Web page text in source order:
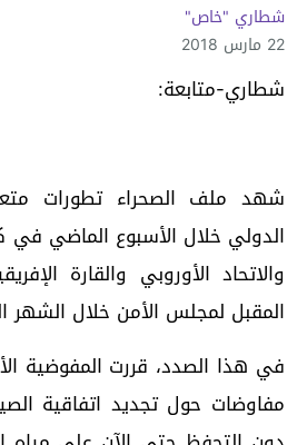
شطاري "خاص"
22 مارس 2018
شطاري-متابعة:
شهد ملف الصحراء تطورات
الدولي خلال الأسبوع الماضي في
والاتحاد الأوروبي والقارة
المقبل لمجلس الأمن خلال الشهر
في هذا الصدد، قررت المفوضية
مفاوضات حول تجديد اتفاقية